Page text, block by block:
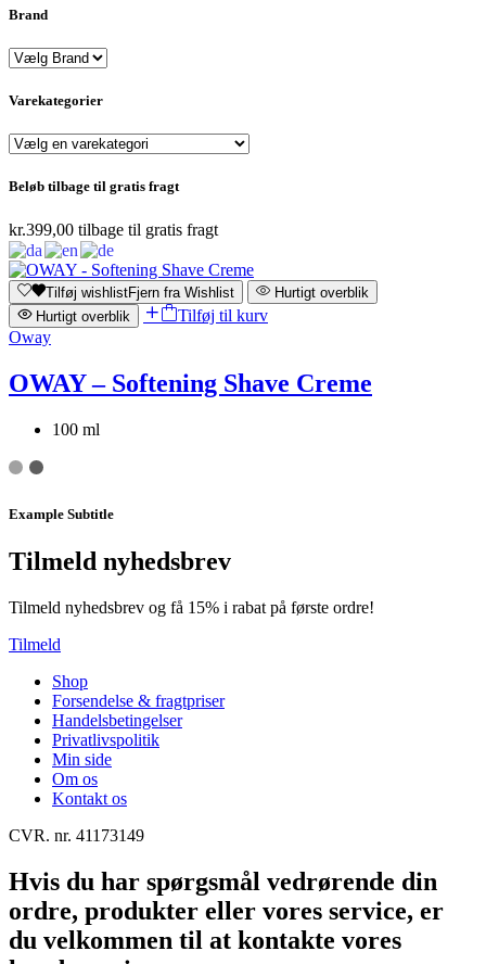
Brand
Varekategorier
Beløb tilbage til gratis fragt
kr.399,00 tilbage til gratis fragt
Tilføj wishlistFjern fra Wishlist
Hurtigt overblik
Hurtigt overblik
Tilføj til kurv
Oway
OWAY – Softening Shave Creme
100 ml
Example Subtitle
Tilmeld nyhedsbrev
Tilmeld nyhedsbrev og få 15% i rabat på første ordre!
Tilmeld
Shop
Forsendelse & fragtpriser
Handelsbetingelser
Privatlivspolitik
Min side
Om os
Kontakt os
CVR. nr. 41173149
Hvis du har spørgsmål vedrørende din
ordre, produkter eller vores service, er
du velkommen til at kontakte vores